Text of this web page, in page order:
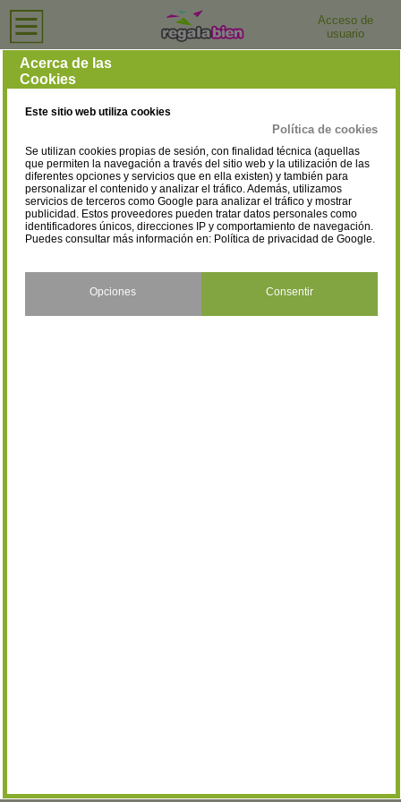
Acceso de
usuario
Bisuterías en Cuenca
Selecciona la localidad
Inicio › Bisuterías
Cuenca
Acerca de las
Cookies
Este sitio web utiliza cookies
Política de cookies
Se utilizan cookies propias de sesión, con finalidad técnica (aquellas
que permiten la navegación a través del sitio web y la utilización de las
diferentes opciones y servicios que en ella existen) y también para
personalizar el contenido y analizar el tráfico. Además, utilizamos
servicios de terceros como Google para analizar el tráfico y mostrar
publicidad. Estos proveedores pueden tratar datos personales como
identificadores únicos, direcciones IP y comportamiento de navegación.
Puedes consultar más información en: Política de privacidad de Google.
Opciones Consentir